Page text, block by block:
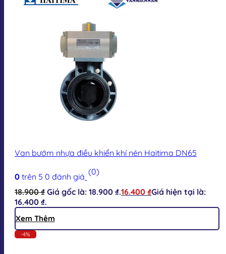
Van bướm nhựa điều khiển khí nén Haitima DN65
0 trên 5 0 đánh giá (0)
18.900₫ Giá gốc là: 18.900 ₫.16.400 ₫Giá hiện tại là:
16.400 ₫.
Xem Thêm
-4%